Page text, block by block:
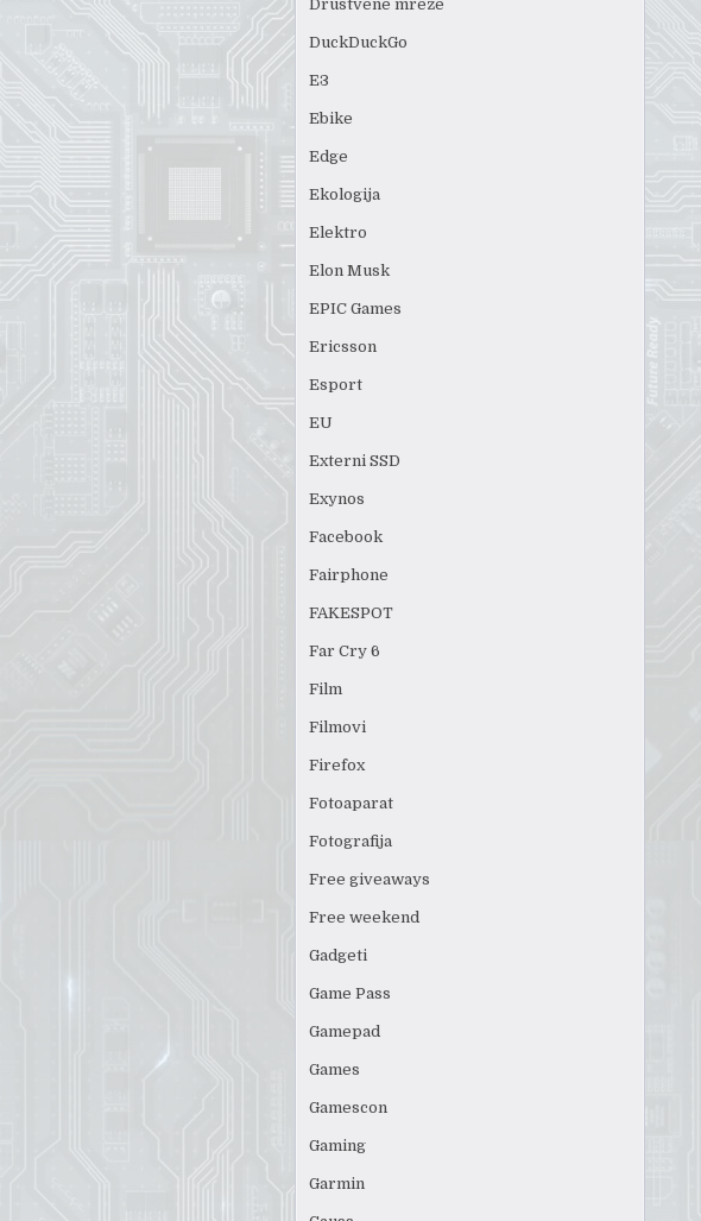
Drustvene mreže
DuckDuckGo
E3
Ebike
Edge
Ekologija
Elektro
Elon Musk
EPIC Games
Ericsson
Esport
EU
Externi SSD
Exynos
Facebook
Fairphone
FAKESPOT
Far Cry 6
Film
Filmovi
Firefox
Fotoaparat
Fotografija
Free giveaways
Free weekend
Gadgeti
Game Pass
Gamepad
Games
Gamescon
Gaming
Garmin